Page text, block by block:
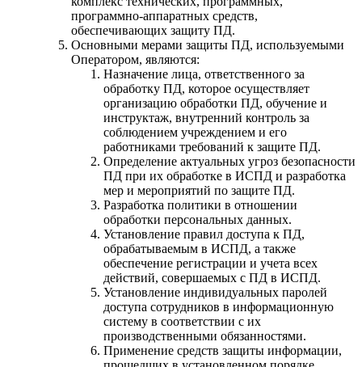
программно-аппаратных средств,
обеспечивающих защиту ПД.
Основными мерами защиты ПД, используемыми
Оператором, являются:
Назначение лица, ответственного за
обработку ПД, которое осуществляет
организацию обработки ПД, обучение и
инструктаж, внутренний контроль за
соблюдением учреждением и его
работниками требований к защите ПД.
Определение актуальных угроз безопасности
ПД при их обработке в ИСПД и разработка
мер и мероприятий по защите ПД.
Разработка политики в отношении
обработки персональных данных.
Установление правил доступа к ПД,
обрабатываемым в ИСПД, а также
обеспечение регистрации и учета всех
действий, совершаемых с ПД в ИСПД.
Установление индивидуальных паролей
доступа сотрудников в информационную
систему в соответствии с их
производственными обязанностями.
Применение средств защиты информации,